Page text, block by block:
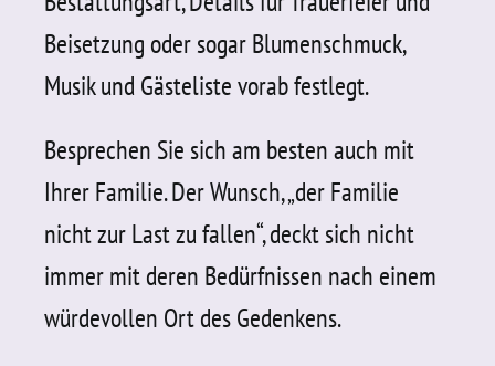
Beisetzung oder sogar Blumenschmuck,
Musik und Gästeliste vorab festlegt.
Besprechen Sie sich am besten auch mit
Ihrer Familie. Der Wunsch, „der Familie
nicht zur Last zu fallen“, deckt sich nicht
immer mit deren Bedürfnissen nach einem
würdevollen Ort des Gedenkens.